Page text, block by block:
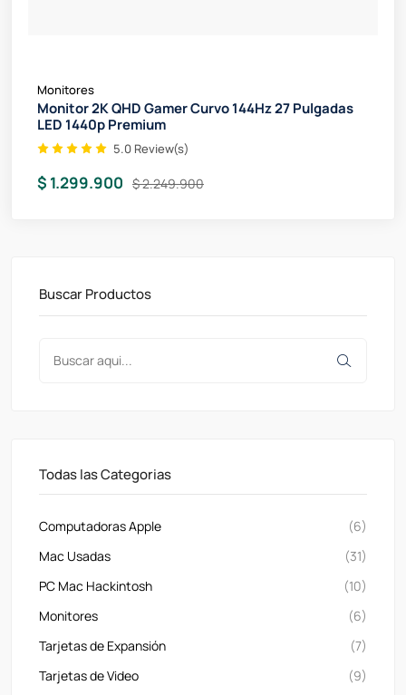
Buscar Productos
Todas las Categorias
Computadoras Apple
(6)
Mac Usadas
(31)
PC Mac Hackintosh
(10)
Monitores
(6)
Tarjetas de Expansión
(7)
Tarjetas de Video
(9)
Monitores
Monitor 2K QHD Gamer Curvo 144Hz 27 Pulgadas
LED 1440p Premium
5.0 Review(s)
$ 1.299.900 $ 2.249.900